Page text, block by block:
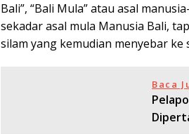
Bali”, “Bali Mula” atau asal
sekadar asal mula Manusia Bali,
silam yang kemudian menyebar ke
Baca